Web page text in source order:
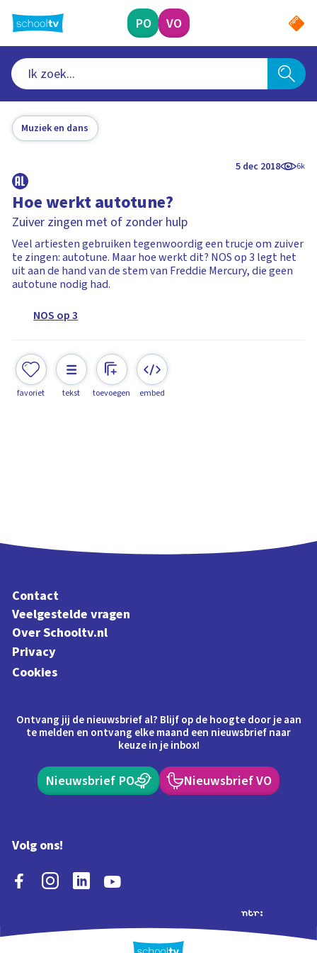
naar
hoofdinhoud
PO VO
Muziek en dans
5 dec 2018 6k
Hoe werkt autotune?
Zuiver zingen met of zonder hulp
Veel artiesten gebruiken tegenwoordig een trucje om zuiver
te zingen: autotune. Maar hoe werkt dit? NOS op 3 legt het
uit aan de hand van de stem van Freddie Mercury, die geen
autotune nodig had.
NOS op 3
favoriet tekst toevoegen embed
Contact
Veelgestelde vragen
Over Schooltv.nl
Privacy
Cookies
Ontvang jij de nieuwsbrief al? Blijf op de hoogte door je aan
te melden en ontvang elke maand een nieuwsbrief naar
keuze in je inbox!
Nieuwsbrief PO Nieuwsbrief VO
Volg ons!